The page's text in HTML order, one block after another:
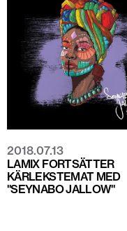
2018.07.13
LAMIX FORTSÄTTER
KÄRLEKSTEMAT MED
"SEYNABO JALLOW"